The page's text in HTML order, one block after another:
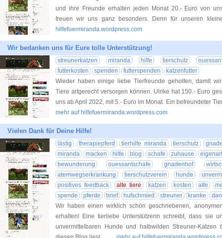
und ihre Freunde erhalten jeden Monat 20.- Euro von
freuen wir uns ganz besonders. Denn für unseren
hilfefuermiranda.wordpress.com
Wir bedanken uns für Eure tolle Unterstützung!
streunerkatzen miranda hilfe tierschutz
futterkosten
spenden futterspenden
katzenfutter
Wieder haben einige liebe Tierfreunde geholfen, damit
Tiere artgerecht versorgen können. Ulrike hat 150.- Euro
uns ab April 2022, mit 5.- Euro im Monat. Ein befreundeter
mehr auf hilfefuermiranda.wordpress.com
Vielen Dank für Deine Hilfe!
lästig therapiepferd tierhilfe miranda tierschutz
miranda
macken hilfe blog schafe zuhause
bewunderung
ouessantschafe gnadenhof
atemwegserkrankung
tierschutzverein hunde
positives feedback
alte tiere katzen kosten alte
spende
pferde brief hufschmied streuner kranke
Wir haben einen wirklich schön geschriebenen,
erhalten! Eine tierliebe Unterstützerin schreibt, dass sie
unvermittelbaren Hunde und halbwilden Streuner-